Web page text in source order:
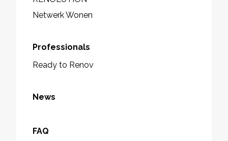
Netwerk Wonen
Professionals
Ready to Renov
News
FAQ